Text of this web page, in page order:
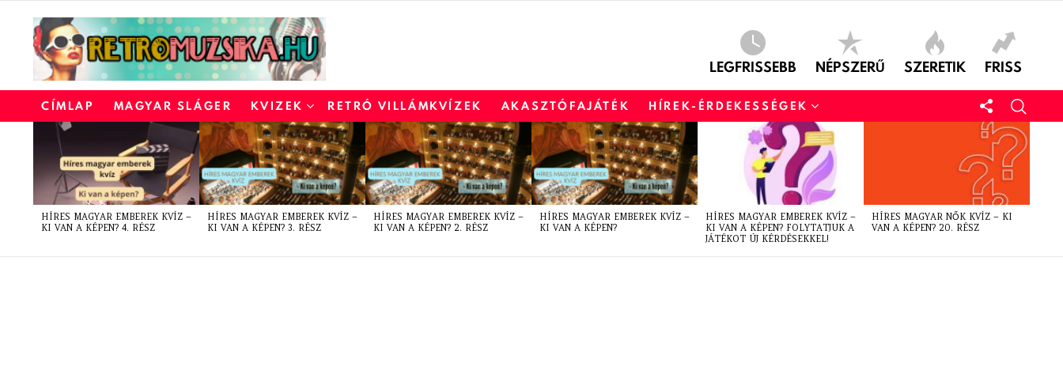
LEGFRISSEBB NÉPSZERŰ SZERETIK FRISS
CÍMLAP MAGYAR SLÁGER KVIZEK RETRÓ VILLÁMKVÍZEK AKASZTÓFAJÁTÉK HÍREK-ÉRDEKESSÉGEK
LATEST
STORIES
HÍRES MAGYAR EMBEREK KVÍZ –
KI VAN A KÉPEN? 4. RÉSZ
HÍRES MAGYAR EMBEREK KVÍZ –
KI VAN A KÉPEN? 3. RÉSZ
HÍRES MAGYAR EMBEREK KVÍZ –
KI VAN A KÉPEN? 2. RÉSZ
HÍRES MAGYAR EMBEREK KVÍZ –
KI VAN A KÉPEN?
HÍRES MAGYAR EMBEREK KVÍZ –
KI VAN A KÉPEN? FOLYTATJUK A
JÁTÉKOT ÚJ KÉRDÉSEKKEL!
HÍRES MAGYAR NŐK KVÍZ – KI
VAN A KÉPEN? 20. RÉSZ